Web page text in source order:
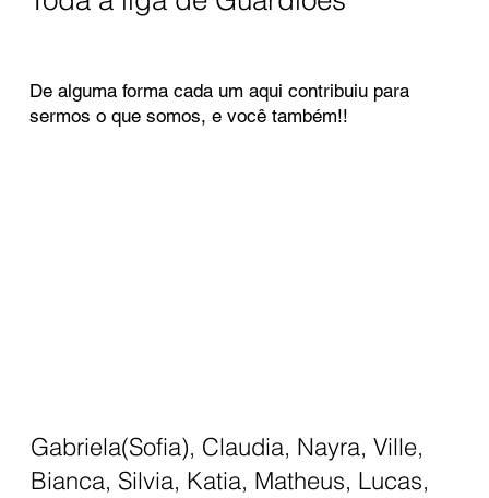
De alguma forma cada um aqui contribuiu para
sermos o que somos, e você também!!
Gabriela(Sofia), Claudia, Nayra, Ville,
Bianca, Silvia, Katia, Matheus, Lucas,